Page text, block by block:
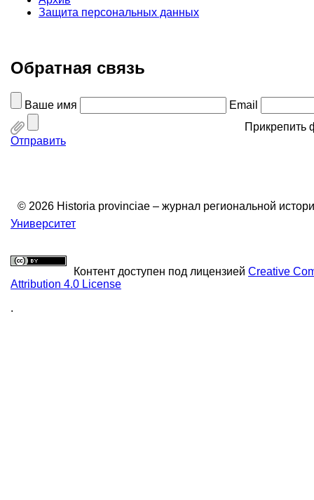
Защита персональных данных
Обратная связь
Ваше имя
Email
Прикрепить
Отправить
© 2026 Historia provinciae – журнал региональной
Университет
Контент доступен под лицензией Creative
Attribution 4.0 License
.